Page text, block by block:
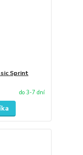
Sprint
do 3-7 dní